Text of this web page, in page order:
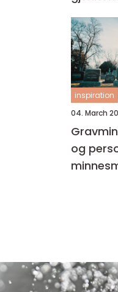
inspiration
04. March
og